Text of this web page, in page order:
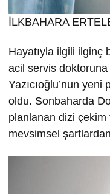
İLKBAHARA
Hayatıyla ilgili ilginç
acil servis
Yazıcıoğlu’nun
oldu. Sonbaharda
planlanan dizi çekim
mevsimsel